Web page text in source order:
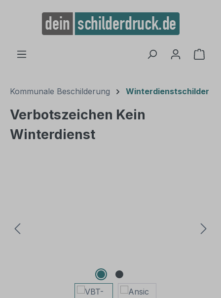
springen
Kommunale Beschilderung Winterdienstschilder
Verbotszeichen Kein
Winterdienst